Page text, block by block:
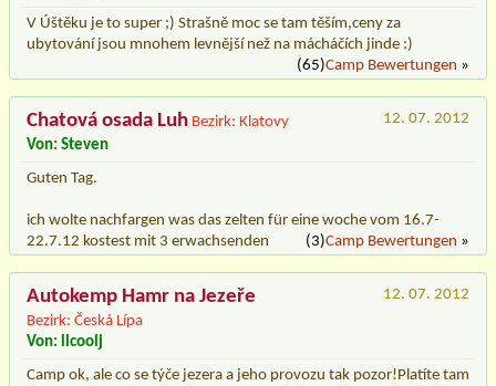
V Úštěku je to super ;) Strašně moc se tam těším,ceny za
ubytování jsou mnohem levnější než na mácháčích jinde :)
(65)Camp Bewertungen »
Chatová osada Luh Bezirk: Klatovy
12. 07. 2012
Von: Steven
Guten Tag.
ich wolte nachfargen was das zelten für eine woche vom 16.7-
22.7.12 kostest mit 3 erwachsenden
(3)Camp Bewertungen »
Autokemp Hamr na Jezeře
Bezirk: Česká Lípa
12. 07. 2012
Von: llcoolj
Camp ok, ale co se týče jezera a jeho provozu tak pozor!Platíte tam